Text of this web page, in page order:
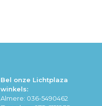
Bel onze Lichtplaza
winkels:
Almere: 036-5490462